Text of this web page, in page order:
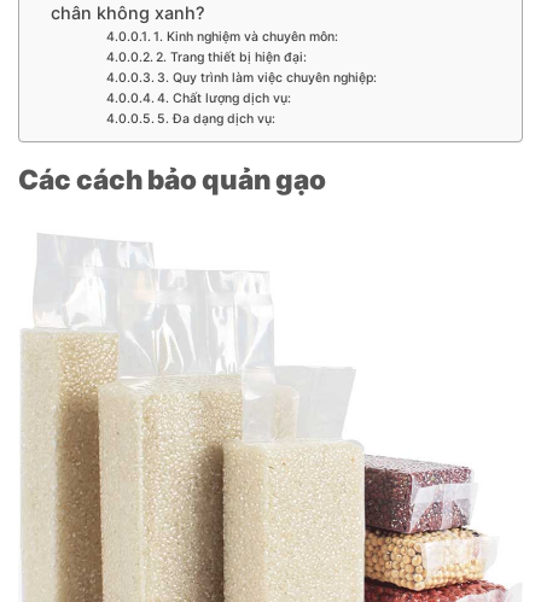
chân không xanh?
1. Kinh nghiệm và chuyên môn:
2. Trang thiết bị hiện đại:
3. Quy trình làm việc chuyên nghiệp:
4. Chất lượng dịch vụ:
5. Đa dạng dịch vụ:
Các cách bảo quản gạo